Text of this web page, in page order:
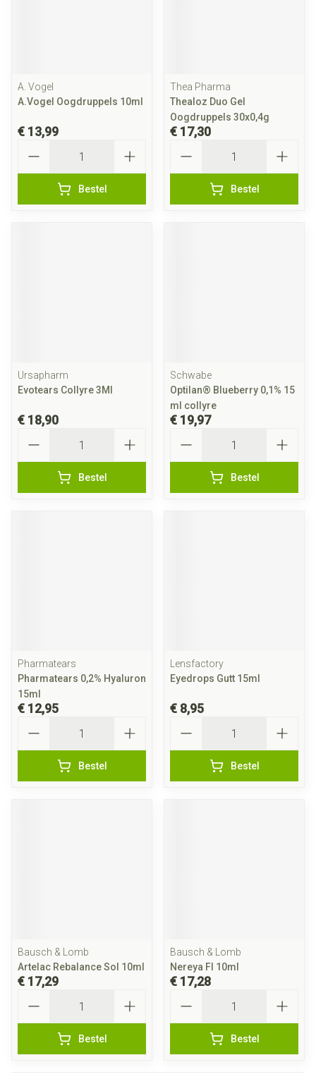
A. Vogel
A.Vogel Oogdruppels 10ml
€ 13,99
Bestel
Thea Pharma
Thealoz Duo Gel
Oogdruppels 30x0,4g
€ 17,30
Bestel
Ursapharm
Evotears Collyre 3Ml
€ 18,90
Bestel
Schwabe
Optilan® Blueberry 0,1% 15
ml collyre
€ 19,97
Bestel
Pharmatears
Pharmatears 0,2% Hyaluron
15ml
€ 12,95
Bestel
Lensfactory
Eyedrops Gutt 15ml
€ 8,95
Bestel
Bausch & Lomb
Artelac Rebalance Sol 10ml
€ 17,29
Bestel
Bausch & Lomb
Nereya Fl 10ml
€ 17,28
Bestel